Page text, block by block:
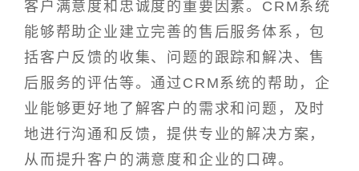
客户满意度和忠诚度的重要因素。CRM系统
能够帮助企业建立完善的售后服务体系，包
括客户反馈的收集、问题的跟踪和解决、售
后服务的评估等。通过CRM系统的帮助，企
业能够更好地了解客户的需求和问题，及时
地进行沟通和反馈，提供专业的解决方案，
从而提升客户的满意度和企业的口碑。